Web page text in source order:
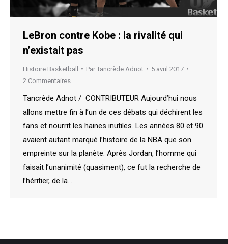
LeBron contre Kobe : la rivalité qui
n’existait pas
Histoire Basketball Par Tancrède Adnot
5 avril 2017
2 Commentaires
Tancrède Adnot / CONTRIBUTEUR Aujourd’hui nous
allons mettre fin à l’un de ces débats qui déchirent les
fans et nourrit les haines inutiles. Les années 80 et 90
avaient autant marqué l’histoire de la NBA que son
empreinte sur la planète. Après Jordan, l’homme qui
faisait l’unanimité (quasiment), ce fut la recherche de
l’héritier, de la…